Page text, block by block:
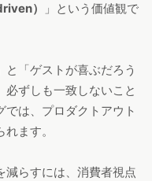
）
」という価値観で
「ゲストが喜ぶだろう
必ずしも一致しないこと
は、プロダクトアウト
ます。
減らすには、消費者視点